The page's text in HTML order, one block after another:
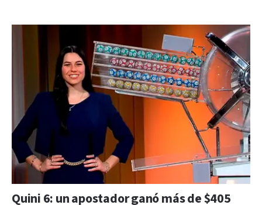
Quini 6: un apostador ganó más de $405